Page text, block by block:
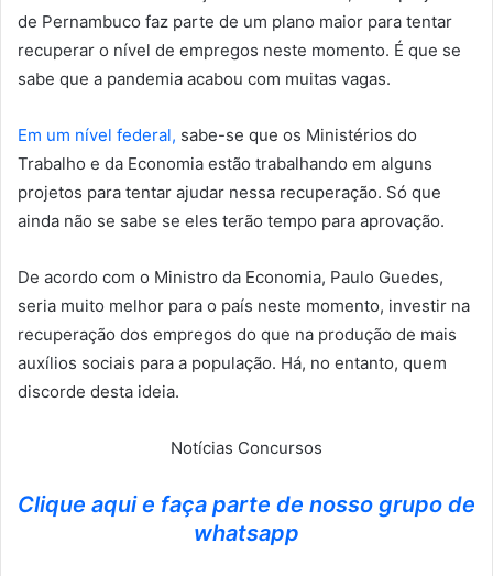
de Pernambuco faz parte de um plano maior para tentar
recuperar o nível de empregos neste momento. É que se
sabe que a pandemia acabou com muitas vagas.
Em um nível federal, sabe-se que os Ministérios do
Trabalho e da Economia estão trabalhando em alguns
projetos para tentar ajudar nessa recuperação. Só que
ainda não se sabe se eles terão tempo para aprovação.
De acordo com o Ministro da Economia, Paulo Guedes,
seria muito melhor para o país neste momento, investir na
recuperação dos empregos do que na produção de mais
auxílios sociais para a população. Há, no entanto, quem
discorde desta ideia.
Notícias Concursos
Clique aqui e faça parte de nosso grupo de
whatsapp